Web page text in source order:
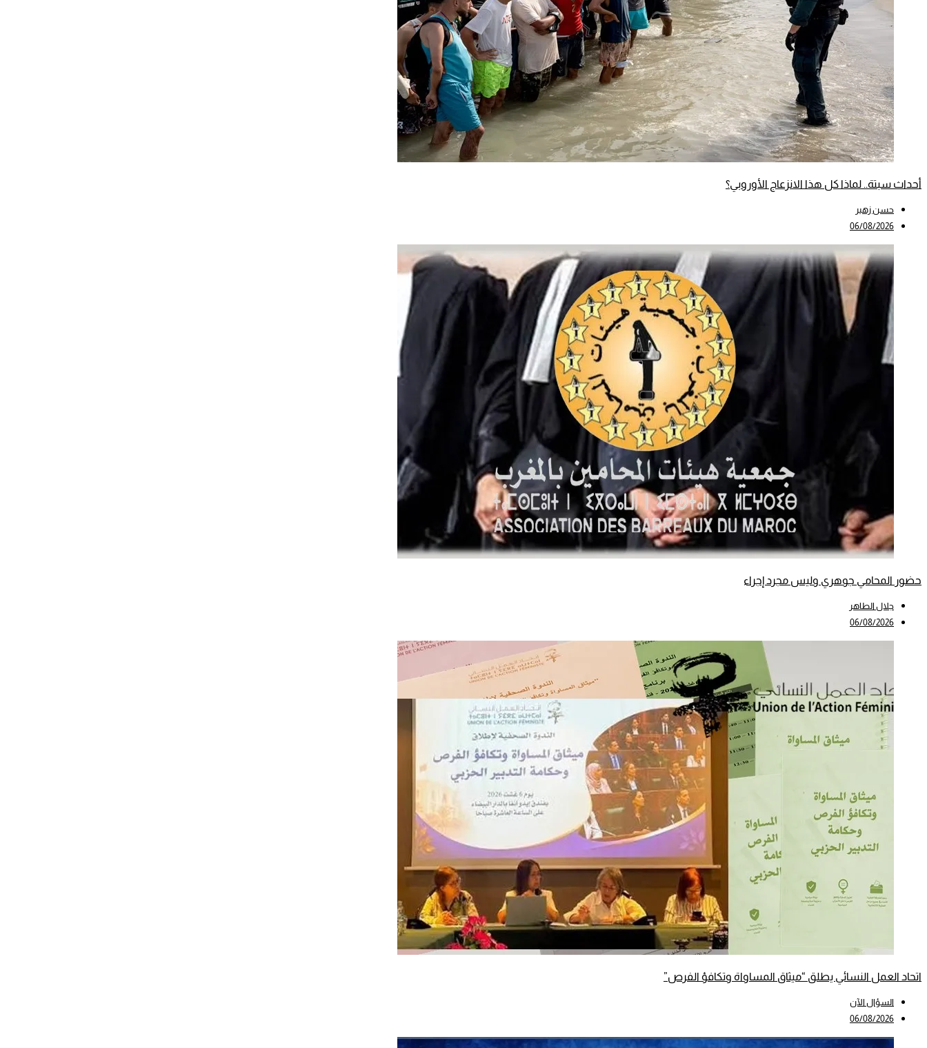
أحداث سبتة.. لماذا كل هذا الانزعاج الأوروبي؟
حسن زهير
06/08/2026
حضور المحامي جوهري وليس مجرد إجراء
جلال الطاهر
06/08/2026
اتحاد العمل النسائي يطلق “ميثاق المساواة وتكافؤ الفرص”
السؤال الآن
06/08/2026